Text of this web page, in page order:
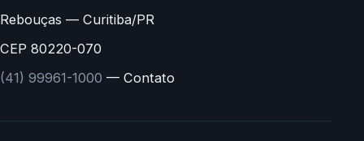
Rebouças — Curitiba/PR
CEP 80220-070
(41) 99961-1000 — Contato